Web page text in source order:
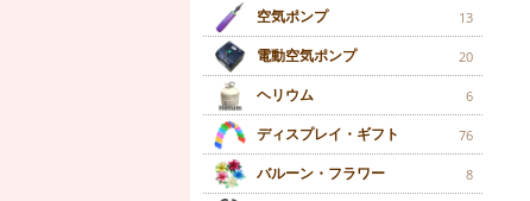
空気ポンプ 13
電動空気ポンプ 20
ヘリウム 6
ディスプレイ・ギフト 76
バルーン・フラワー 8